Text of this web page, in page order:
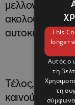
μελλοντική
ακολουθήσει η
αυτοκινήτων
Τέλος, έγινε
καινούργιου
This
longer
Αυτός ο
τη
τη
σύμφωνα